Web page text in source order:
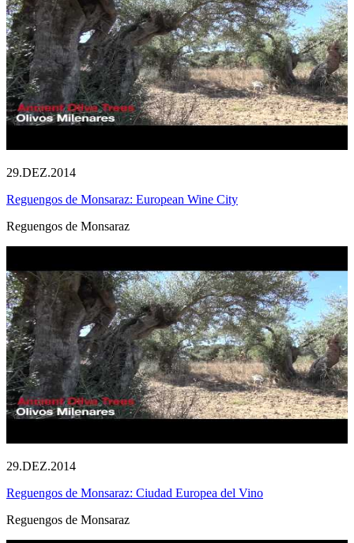
29.DEZ.2014
Reguengos de Monsaraz: European Wine City
Reguengos de Monsaraz
29.DEZ.2014
Reguengos de Monsaraz: Ciudad Europea del Vino
Reguengos de Monsaraz